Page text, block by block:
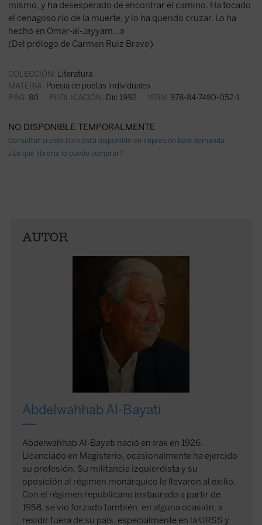
mismo, y ha desesperado de encontrar el camino. Ha tocado
el cenagoso río de la muerte, y lo ha querido cruzar. Lo ha
hecho en Omar-al-Jayyam...»
(Del prólogo de Carmen Ruiz Bravo)
COLECCIÓN: Literatura
MATERIA: Poesía de poetas individuales
PÁG: 80 PUBLICACIÓN: Dic 1992 ISBN: 978-84-7490-052-1
NO DISPONIBLE TEMPORALMENTE
Consultar si este libro está disponible en impresión bajo demanda
¿En qué librería lo puedo comprar?
AUTOR
Abdelwahhab Al-Bayati
Abdelwahhab Al-Bayati nació en Irak en 1926.
Licenciado en Magisterio, ocasionalmente ha ejercido
su profesión. Su militancia izquierdista y su
oposición al régimen monárquico le llevaron al exilio.
Con el régimen republicano instaurado a partir de
1958, se vio forzado también, en alguna ocasión, a
residir fuera de su país, especialmente en la URSS y